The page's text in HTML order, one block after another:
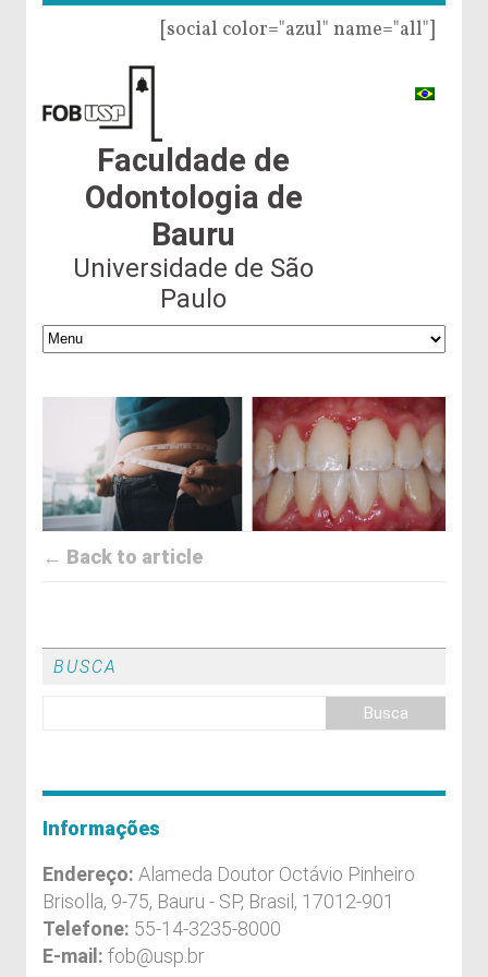
[social color="azul" name="all"]
Faculdade de
Odontologia de
Bauru
Universidade de São
Paulo
← Back to article
BUSCA
Informações
Endereço: Alameda Doutor Octávio Pinheiro
Brisolla, 9-75, Bauru - SP, Brasil, 17012-901
Telefone: 55-14-3235-8000
E-mail: fob@usp.br